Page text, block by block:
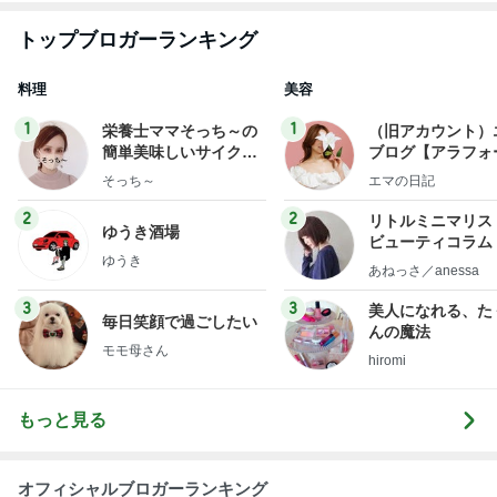
トップブロガーランキング
料理
1
栄養士ママそっち～の
簡単美味しいサイクル
献立
そっち～
2
ゆうき酒場
ゆうき
3
毎日笑顔で過ごしたい
モモ母さん
美容
1
（旧アカウント
ブログ【アラフォ
社売却セカンドラ
エマの日記
2
リトルミニマリス
ビューティコラ
little
あねっさ／anessa
3
美人になれる、た
んの魔法
hiromi
もっと見る
オフィシャルブロガーランキング